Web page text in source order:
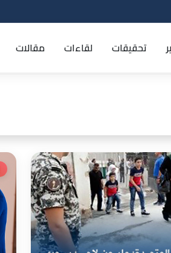
تحقيقات لقاءات مقالات